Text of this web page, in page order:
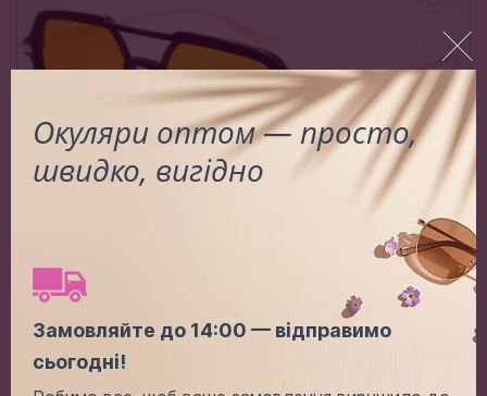
Ціна (опт):
3.80$
Окуляри оптом — просто,
швидко, вигідно
Замовляйте до 14:00 — відправимо
сьогодні!